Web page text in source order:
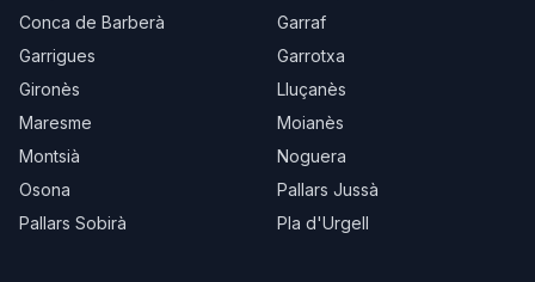
Conca de Barberà
Garraf
Garrigues
Garrotxa
Gironès
Lluçanès
Maresme
Moianès
Montsià
Noguera
Osona
Pallars Jussà
Pallars Sobirà
Pla d'Urgell